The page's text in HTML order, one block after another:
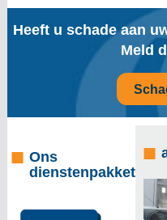
Heeft u schade aan
Meld
Ons
dienstenpakket